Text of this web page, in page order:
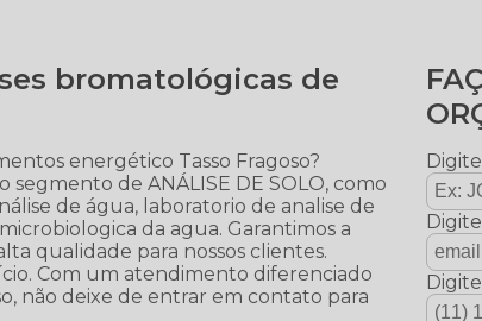
bromatológicas de
energético Tasso Fragoso?
segmento de ANÁLISE DE SOLO, como
de água, laboratorio de analise de
da agua. Garantimos a
qualidade para nossos clientes.
Com um atendimento diferenciado
não deixe de entrar em contato para